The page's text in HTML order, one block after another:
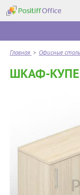
Главная > Офисные
ШКАФ-КУПЕ